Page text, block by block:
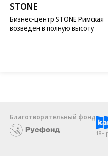
STONE
Бизнес-центр STONE Римская
возведен в полную высоту
Благотворительный фонд
18+